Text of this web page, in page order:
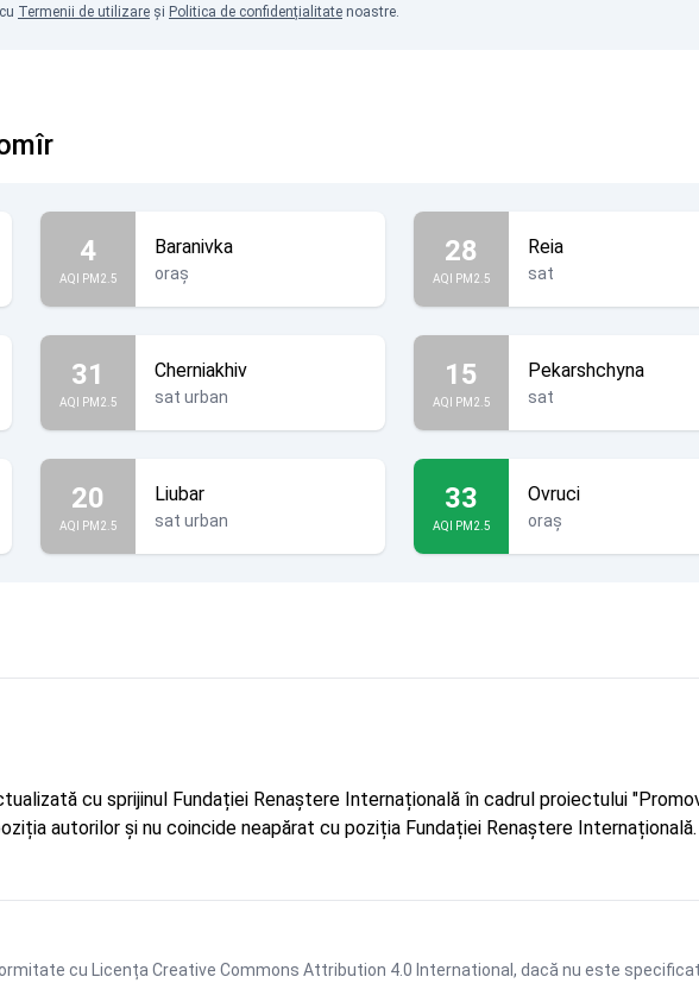
Termenii de utilizare și Politica de confidențialitate noastre.
4
AQI PM2.5
Baranivka
oraș
28
AQI PM2.5
Reia
sat
31
AQI PM2.5
Cherniakhiv
sat urban
15
AQI PM2.5
Pekarshchyna
sat
20
AQI PM2.5
Liubar
sat urban
33
AQI PM2.5
Ovruci
oraș
cu sprijinul Fundației Renaștere Internațională în cadrul proiectului
autorilor și nu coincide neapărat cu poziția Fundației Renaștere Internațională.
cu Licența Creative Commons Attribution 4.0 International , dacă nu este